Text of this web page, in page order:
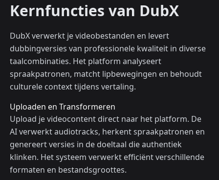
Kernfuncties van DubX
DubX verwerkt je videobestanden en levert
dubbingversies van professionele kwaliteit in diverse
taalcombinaties. Het platform analyseert
spraakpatronen, matcht lipbewegingen en behoudt
culturele context tijdens vertaling.
Uploaden en Transformeren
Upload je videocontent direct naar het platform. De
AI verwerkt audiotracks, herkent spraakpatronen en
genereert versies in de doeltaal die authentiek
klinken. Het systeem verwerkt efficiënt verschillende
formaten en bestandsgroottes.